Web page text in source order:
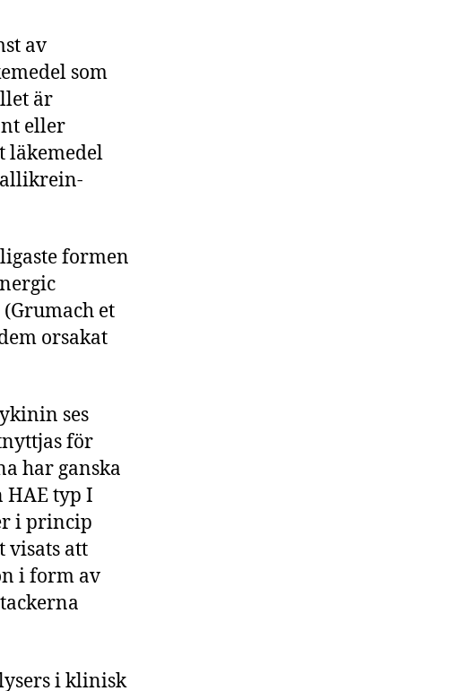
av
som
är
eller
läkemedel
formen
et
orsakat
ses
för
har ganska
HAE typ I
i princip
visats att
i form av
i klinisk